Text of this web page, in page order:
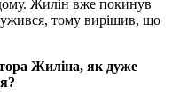
Жилін вже покинув
тому вирішив, що
Жиліна, як дуже